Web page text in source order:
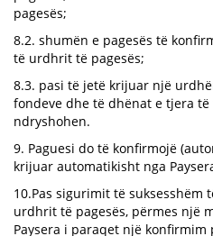
pagesës;
8.2. shumën e pagesës të
të urdhrit të pagesës;
8.3. pasi të jetë krijuar një
fondeve dhe të dhënat e tjera
ndryshohen.
9. Paguesi do të konfirmojë
krijuar automatikisht nga
10.Pas sigurimit të
urdhrit të pagesës, përmes një
Paysera i paraqet një